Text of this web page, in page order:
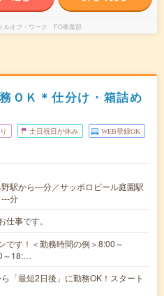
ルオブ・ワーク FO事業部
ＯＫ＊仕分け・箱詰め
土日祝日が休み WEB登録OK
駅から---分／サッポロビール庭園駅
分
事です。
です！＜勤務時間の例＞8:00～
～18:…
最短2日後」に勤務OK！スタート